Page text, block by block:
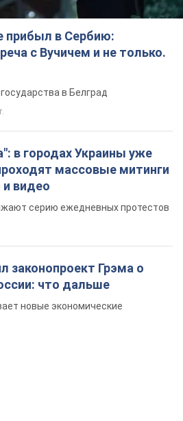
прибыл в Сербию:
с Вучичем и не только.
в Белград
в городах Украины уже
массовые митинги
видео
серию ежедневных протестов
законопроект Грэма о
что дальше
новые экономические